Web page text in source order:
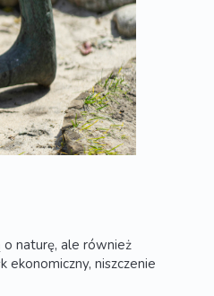
naturę, ale również
ekonomiczny, niszczenie